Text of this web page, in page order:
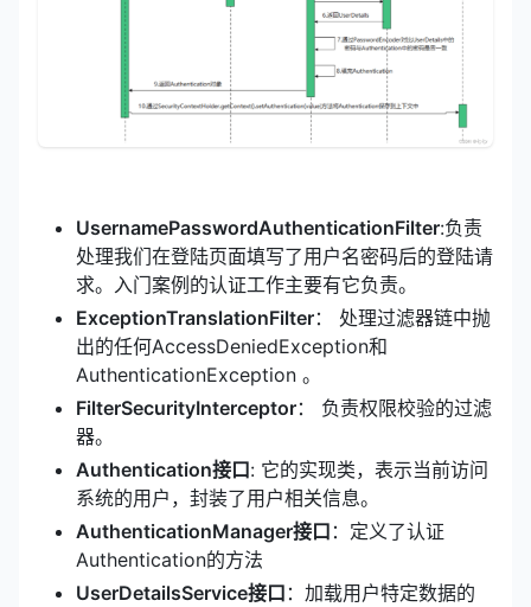
UsernamePasswordAuthenticationFilter:负责
处理我们在登陆页面填写了用户名密码后的登陆请
求。入门案例的认证工作主要有它负责。
ExceptionTranslationFilter： 处理过滤器链中抛
出的任何AccessDeniedException和
AuthenticationException 。
FilterSecurityInterceptor： 负责权限校验的过滤
器。
Authentication接口: 它的实现类，表示当前访问
系统的用户，封装了用户相关信息。
AuthenticationManager接口 ：定义了认证
Authentication的方法
UserDetailsService接口 ：加载用户特定数据的